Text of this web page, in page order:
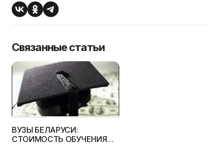
Связанные статьи
ВУЗЫ БЕЛАРУСИ:
СТОИМОСТЬ ОБУЧЕНИЯ